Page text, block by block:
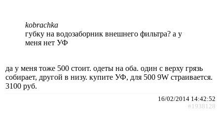
kobrachka
губку на водозаборник внешнего фильтра? а у
меня нет УФ
да у меня тоже 500 стоит. одеты на оба. один с верху грязь
собирает, другой в низу. купите УФ, для 500 9W страивается.
3100 руб.
16/02/2014 14:42:52
#1938128